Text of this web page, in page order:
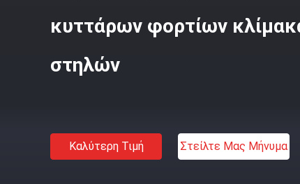
κυττάρων φορτίων
στηλών
Καλύτερη Τιμή Στείλτε Μας Μήνυμα